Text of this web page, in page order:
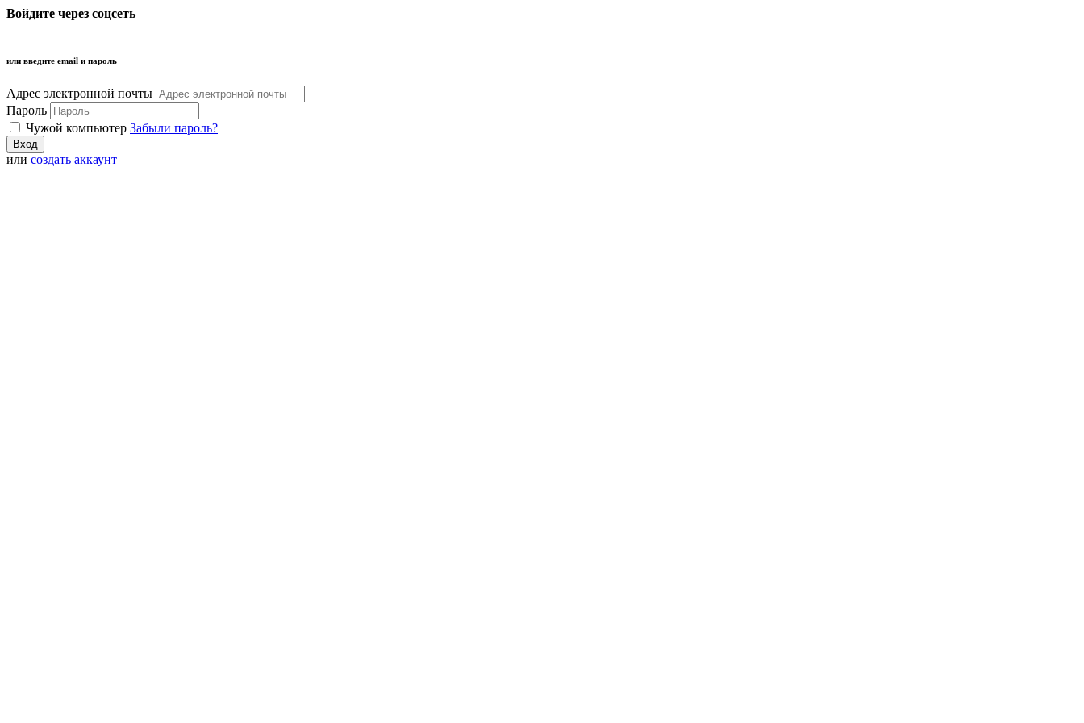
Войдите через соцсеть
или введите email и пароль
Адрес электронной почты
Пароль
Чужой компьютер Забыли пароль?
или создать аккаунт